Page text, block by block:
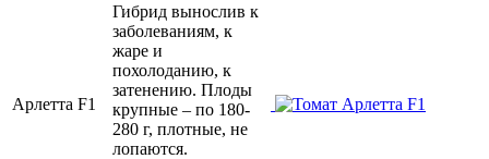
Арлетта F1
Гибрид вынослив к
заболеваниям, к
жаре и
похолоданию, к
затенению. Плоды
крупные – по 180-
280 г, плотные, не
лопаются.